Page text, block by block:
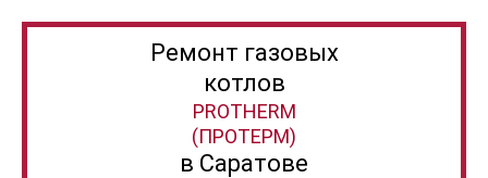
Ремонт газовых
котлов
PROTHERM
(ПРОТЕРМ)
в Саратове